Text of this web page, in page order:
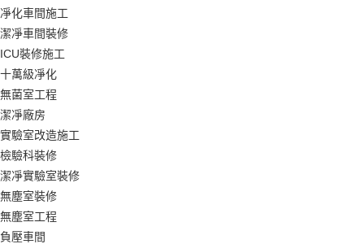
凈化車間施工
潔凈車間裝修
ICU裝修施工
十萬級凈化
無菌室工程
潔凈廠房
實驗室改造施工
檢驗科裝修
潔凈實驗室裝修
無塵室裝修
無塵室工程
負壓車間